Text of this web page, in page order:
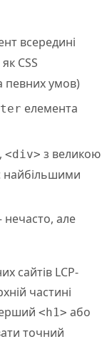
всередині
CSS
певних умов)
елемента
, <div> з великою
найбільшими
але
сайтів LCP-
частині
<h1> або
точний